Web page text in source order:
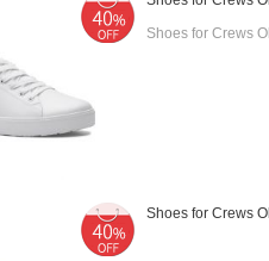
Shoes for Crews
Shoes for Crews